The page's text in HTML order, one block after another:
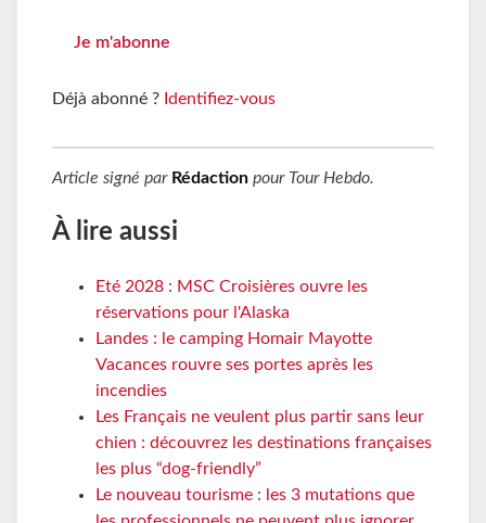
Je m'abonne
Déjà abonné ? Identifiez-vous
Article signé par Rédaction pour Tour Hebdo.
À lire aussi
Eté 2028 : MSC Croisières ouvre les
réservations pour l'Alaska
Landes : le camping Homair Mayotte
Vacances rouvre ses portes après les
incendies
Les Français ne veulent plus partir sans leur
chien : découvrez les destinations françaises
les plus “dog-friendly”
Le nouveau tourisme : les 3 mutations que